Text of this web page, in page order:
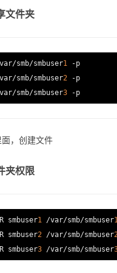
文件夹
smb/smbuser1
-p
smb/smbuser2
-p
smb/smbuser3 -p
，创建文件
夹权限
smbuser1 /var/smb/smbuser
smbuser2 /var/smb/smbuser
smbuser3 /var/smb/smbuser